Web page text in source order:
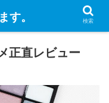
正直レビュー
す。 検索